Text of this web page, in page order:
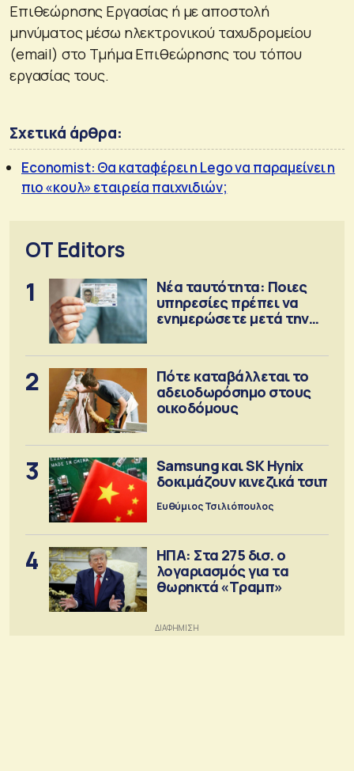
Επιθεώρησης Εργασίας ή με αποστολή
μηνύματος μέσω ηλεκτρονικού ταχυδρομείου
(email) στο Τμήμα Επιθεώρησης του τόπου
εργασίας τους.
Σχετικά άρθρα:
Economist: Θα καταφέρει η Lego να παραμείνει η
πιο «κουλ» εταιρεία παιχνιδιών;
OT Editors
1
Νέα ταυτότητα: Ποιες
υπηρεσίες πρέπει να
ενημερώσετε μετά την
2
Πότε καταβάλλεται το
αδειοδωρόσημο στους
οικοδόμους
3
Samsung και SK Hynix
δοκιμάζουν κινεζικά τσιπ
Ευθύμιος Τσιλιόπουλος
4
ΗΠΑ: Στα 275 δισ. ο
λογαριασμός για τα
θωρηκτά «Τραμπ»